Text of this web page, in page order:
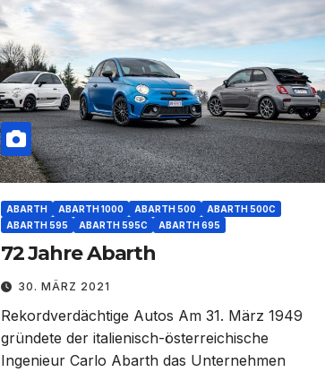
ABARTH ABARTH 1000 ABARTH 500
ABARTH 500C
ABARTH 595
ABARTH 595C ABARTH 695
72 Jahre Abarth
30. MÄRZ 2021
Rekordverdächtige Autos Am 31. März 1949
gründete der italienisch-österreichische
Ingenieur Carlo Abarth das Unternehmen